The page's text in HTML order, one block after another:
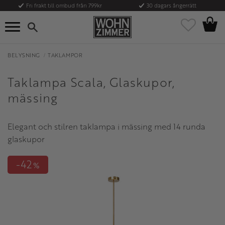
Meny
Fri frakt till ombud från 799kr 30 dagars ångerrätt
Favoriter
BELYSNING TAKLAMPOR
Taklampa Scala, Glaskupor,
mässing
Elegant och stilren taklampa i mässing med 14 runda
glaskupor
42%